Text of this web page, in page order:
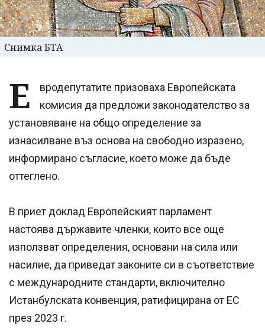
Снимка БТА
Е
вродепутатите призоваха Европейската
комисия да предложи законодателство за
установяване на общо определение за
изнасилване въз основа на свободно изразено,
информирано съгласие, което може да бъде
оттеглено.
В приет доклад Европейският парламент
настоява държавите членки, които все още
използват определения, основани на сила или
насилие, да приведат законите си в съответствие
с международните стандарти, включително
Истанбулската конвенция, ратифицирана от ЕС
през 2023 г.